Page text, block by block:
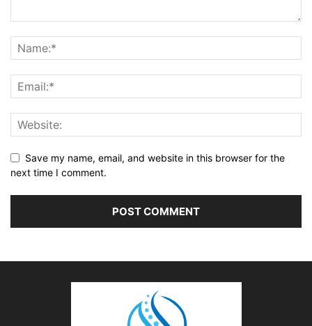
Save my name, email, and website in this browser for the
next time I comment.